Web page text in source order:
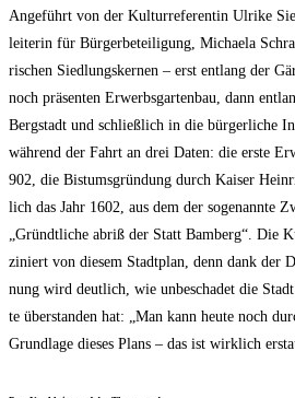
Ange­führt von der Kul­tur­re­fe­ren­tin Ulri­ke
lei­te­rin für Bür­ger­be­tei­li­gung, Michae­la
ri­schen Sied­lungs­ker­nen – erst ent­lang der
noch prä­sen­ten Erwerbs­gar­ten­bau, dann
Berg­stadt und schließ­lich in die bür­ger­li­che
wäh­rend der Fahrt an drei Daten: die ers­te
902, die Bis­tums­grün­dung durch Kai­ser
lich das Jahr 1602, aus dem der soge­nann­te
„Gründt­li­che abriß der Statt Bam­berg“. Die
zi­niert von die­sem Stadt­plan, denn dank der
nung wird deut­lich, wie unbe­scha­det die
te über­stan­den hat: „Man kann heu­te noch
Grund­la­ge die­ses Plans – das ist wirk­lich